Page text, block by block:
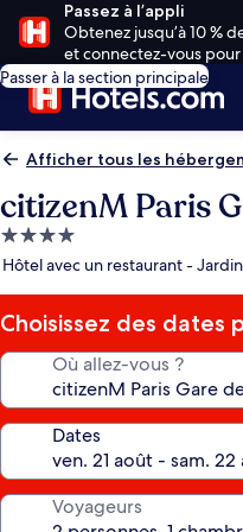
Passez à l’appli
Obtenez jusqu’à 10 %
et connectez-vous
Passer à la section principale
Afficher tous les
citizenM Paris
Hébergement
4.0 étoiles
Hôtel avec un restaurant -
Choisissez des dates
Où allez-vous ?
Dates
Voyageurs